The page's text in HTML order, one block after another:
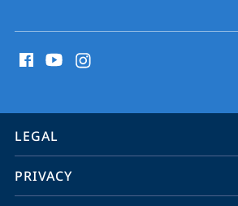
media
information
service
navigation
LEGAL
PRIVACY